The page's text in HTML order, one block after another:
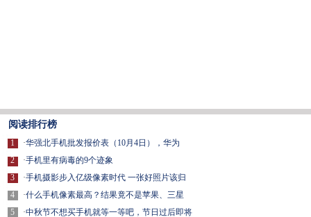
阅读排行榜
1
2
3
4
5
·华强北手机批发报价表（10月4日），华为
·手机里有病毒的9个迹象
·手机摄影步入亿级像素时代 一张好照片该归
·什么手机像素最高？结果竟不是苹果、三星
·中秋节不想买手机就等一等吧，节日过后即将